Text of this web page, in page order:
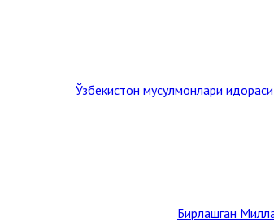
Ўзбекистон мусулмонлари
Бирлашган